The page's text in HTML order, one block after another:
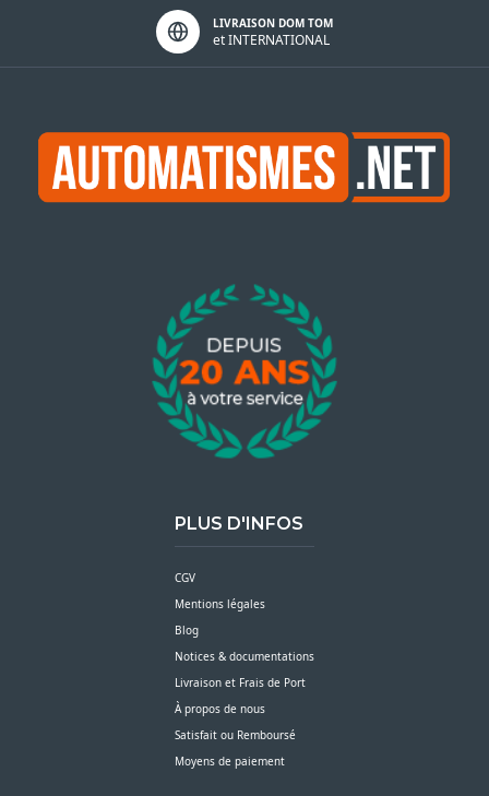
LIVRAISON DOM TOM
et INTERNATIONAL
PLUS D'INFOS
CGV
Mentions légales
Blog
Notices & documentations
Livraison et Frais de Port
À propos de nous
Satisfait ou Remboursé
Moyens de paiement